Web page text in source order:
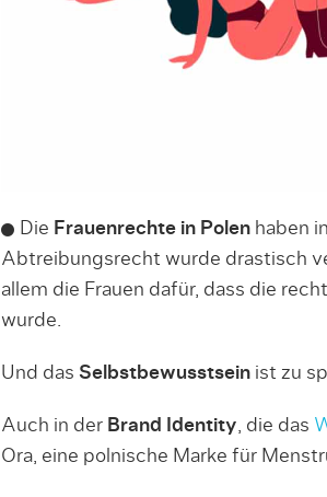
Die Frauenrechte in Polenhaben
Abtreibungsrecht wurde drastisch
allem die Frauen dafür, dass die
wurde.
Und das Selbstbewusstseinist zu
Auch in der Brand Identity, die das
Ora, eine polnische Marke für